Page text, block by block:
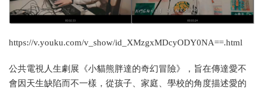
https://v.youku.com/v_show/id_XMzgxMDcyODY0NA==.html
公共電視人生劇展《小貓熊胖達的奇幻冒險》，旨在傳達愛不
會因天生缺陷而不一樣，從孩子、家庭、學校的角度描述愛的